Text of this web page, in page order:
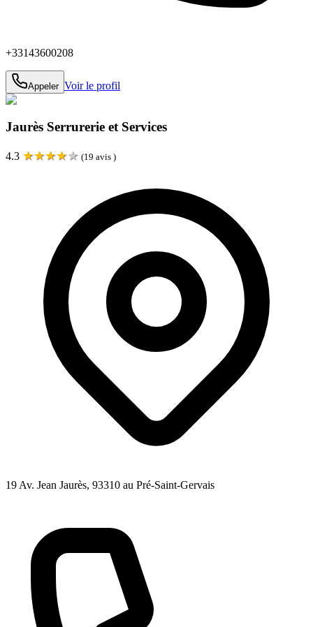
+33143600208
Appeler Voir le profil
Jaurès Serrurerie et Services
4.3 ★★★★★ (19 avis )
19 Av. Jean Jaurès, 93310 au Pré-Saint-Gervais